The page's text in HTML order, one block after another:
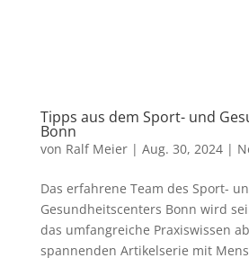
Tipps aus dem Sport- und
Bonn
von Ralf Meier| Aug. 30, 2024|
Das erfahrene Team des Sport-
Gesundheitscenters Bonn wird
das umfangreiche Praxiswissen
spannenden Artikelserie mit